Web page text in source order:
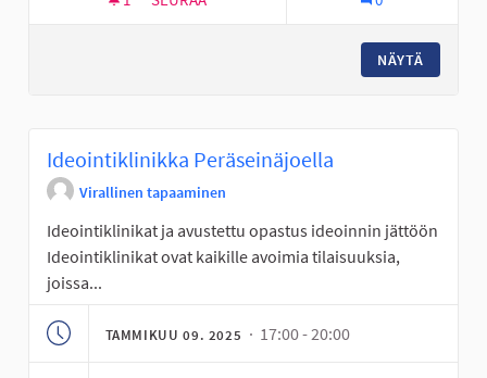
NÄYTÄ
Ideointiklinikka Peräseinäjoella
Virallinen tapaaminen
Ideointiklinikat ja avustettu opastus ideoinnin jättöön
Ideointiklinikat ovat kaikille avoimia tilaisuuksia,
joissa...
TAMMIKUU 09. 2025 · 17:00 - 20:00